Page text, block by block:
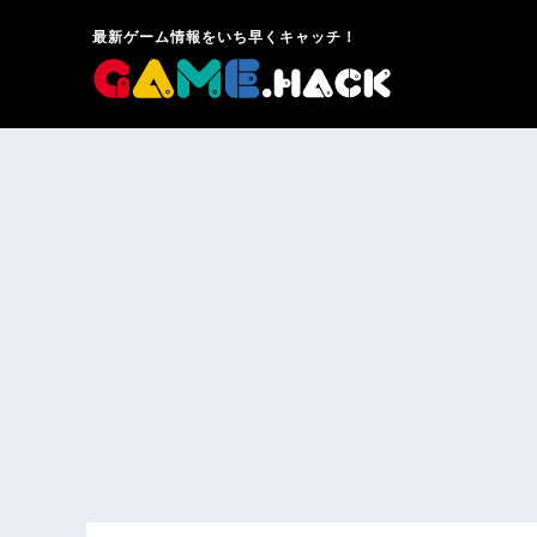
最新ゲーム情報をいち早くキャッチ！